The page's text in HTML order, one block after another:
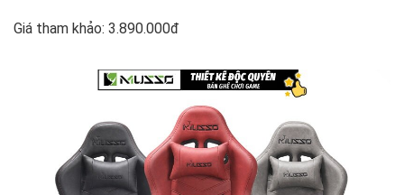
Giá tham khảo: 3.890.000đ